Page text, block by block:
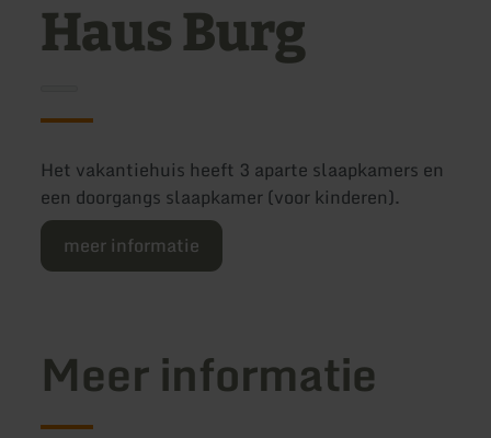
Haus Burg
Het vakantiehuis heeft 3 aparte slaapkamers en
een doorgangs slaapkamer (voor kinderen).
meer informatie
Meer informatie